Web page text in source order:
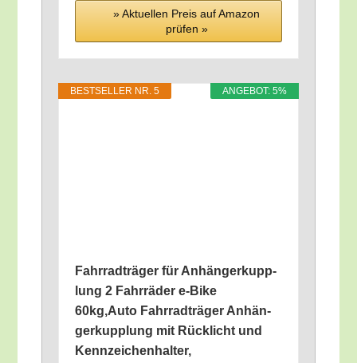
» Aktu­el­len Preis auf Ama­zon
prü­fen »
ANGE­BOT: 5%
BEST­SEL­LER NR. 5
Fahr­rad­trä­ger für Anhän­ger­kupp­
lung 2 Fahr­rä­der e‑Bike
60kg,Auto Fahr­rad­trä­ger Anhän­
ger­kupp­lung mit Rück­licht und
Kenn­zei­chen­hal­ter,